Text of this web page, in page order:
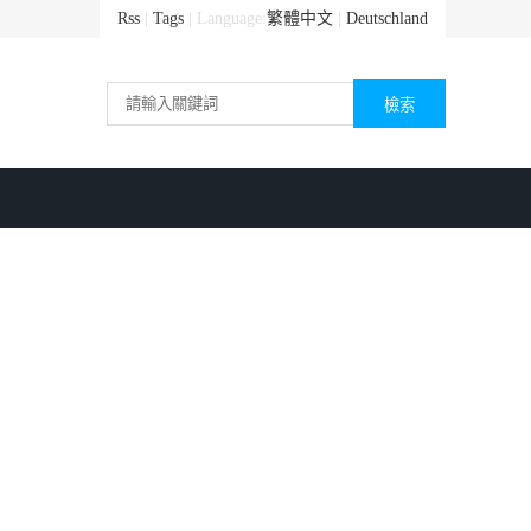
Rss Tags | Language: 繁體中文 Deutschland